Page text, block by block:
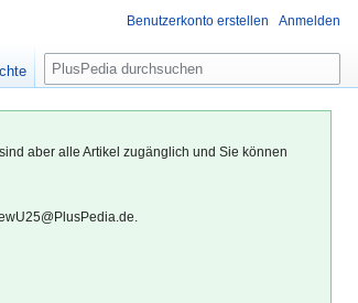
aber alle Artikel zugänglich und Sie können
Benutzerkonto erstellen Anmelden
S
u
c
e